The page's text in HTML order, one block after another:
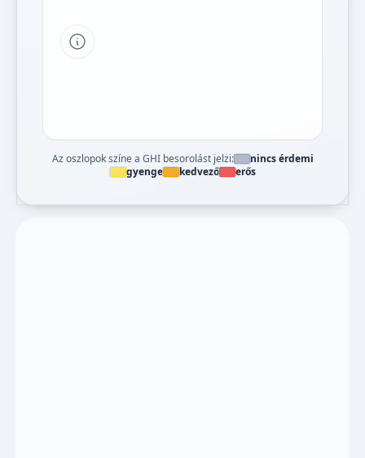
Tipp a grafikon jelmagyarázatához
Az oszlopok színe a GHI besorolást jelzi:
nincs érdemi
gyenge
kedvező erős